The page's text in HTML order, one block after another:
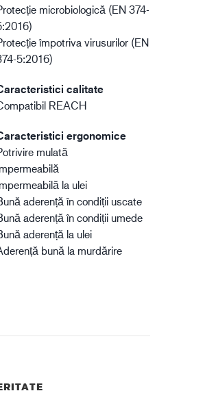
microbiologică (EN 374-
împotriva virusurilor (EN
5:2016)
calitate
REACH
ergonomice
mulată
la ulei
aderență în condiții uscate
aderență în condiții umede
aderență la ulei
bună la murdărire